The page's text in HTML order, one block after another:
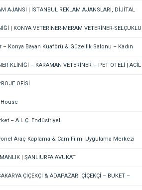
MEDYA AJANSI, 360 REKLAM
AJANSI | İSTANBUL REKLAM AJANSLARI, DİJİTAL
& SOSYAL MEDYA AJANSI
| KONYA VETERİNER-MERAM VETERİNER-SELÇUKLU
7/24 NÖBETÇİ VETERİNER KLİNİĞİ
Konya Bayan Kuaförü & Güzellik Salonu – Kadın
Bayan Kuaförü – Konya Kuaför
KLİNİĞİ – KARAMAN VETERİNER – PET OTELİ | ACİL
VETERİNER KLİNİĞİ
OFİSİ
– A.L.Ç. Endüstriyel
Araç Kaplama & Cam Filmi Uygulama Merkezi
| ŞANLIURFA AVUKAT
ÇİÇEKÇİ & ADAPAZARI ÇİÇEKÇİ – BUKET –